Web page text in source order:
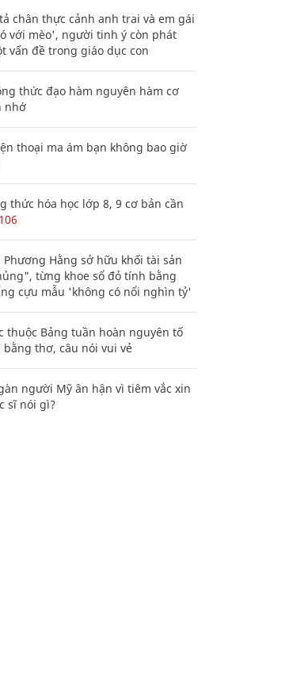
chân thực cảnh anh trai và em gái
với mèo', người tinh ý còn phát
vấn đề trong giáo dục con
thức đạo hàm nguyên hàm cơ
nhớ
thoại ma ám bạn không bao giờ
thức hóa học lớp 8, 9 cơ bản cần
106
Phương Hằng sở hữu khối tài sản
từng khoe sổ đỏ tính bằng
cựu mẫu 'không có nổi nghìn tỷ'
thuộc Bảng tuần hoàn nguyên tố
bằng thơ, câu nói vui vẻ
người Mỹ ân hận vì tiêm vắc xin
sĩ nói gì?